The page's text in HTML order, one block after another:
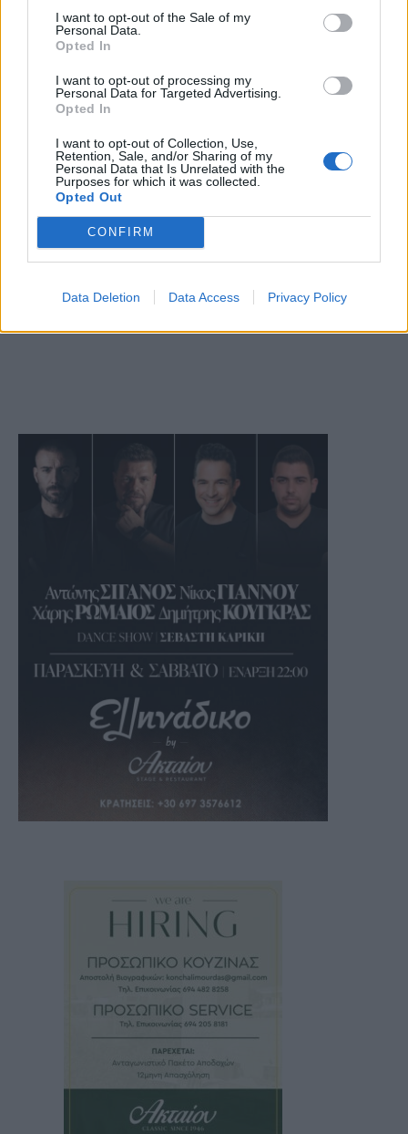
I want to opt-out of the Sale of my
Personal Data.
Opted In
I want to opt-out of processing my
Personal Data for Targeted Advertising.
Opted In
I want to opt-out of Collection, Use,
Retention, Sale, and/or Sharing of my
Personal Data that Is Unrelated with the
Purposes for which it was collected.
Opted Out
CONFIRM
Data Deletion Data Access Privacy Policy